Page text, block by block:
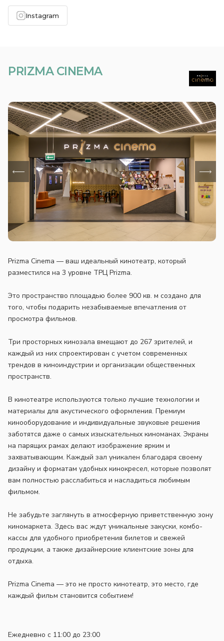
Instagram
PRIZMA CINEMA
Prizma Cinema — ваш идеальный кинотеатр, который
разместился на 3 уровне ТРЦ Prizma.
Это пространство площадью более 900 кв. м создано для
того, чтобы подарить незабываемые впечатления от
просмотра фильмов.
Три просторных кинозала вмещают до 267 зрителей, и
каждый из них спроектирован с учетом современных
трендов в киноиндустрии и организации общественных
пространств.
В кинотеатре используются только лучшие технологии и
материалы для акустического оформления. Премиум
кинооборудование и индивидуальные звуковые решения
заботятся даже о самых изыскательных киноманах. Экраны
на парящих рамах делают изображение ярким и
захватывающим. Каждый зал уникален благодаря своему
дизайну и форматам удобных кинокресел, которые позволят
вам полностью расслабиться и насладиться любимым
фильмом.
Не забудьте заглянуть в атмосферную приветственную зону
киномаркета. Здесь вас ждут уникальные закуски, комбо-
кассы для удобного приобретения билетов и свежей
продукции, а также дизайнерские клиентские зоны для
отдыха.
Prizma Cinema — это не просто кинотеатр, это место, где
каждый фильм становится событием!
Ежедневно с 11:00 до 23:00